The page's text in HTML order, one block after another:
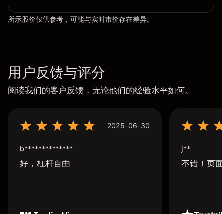
所示股价仅供参考，可能与实时市价存在差异。
用户反馈与评分
阅读我们的客户反馈，无论他们的经验水平如何。
2025-06-30
b**************
好，杠杆自由
j**
不错！页